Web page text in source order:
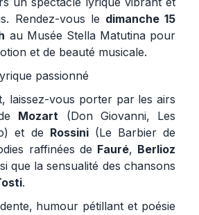
Rendez-vous le dimanche 15
au Musée Stella Matutina pour
et de beauté musicale.
passionné
laissez-vous porter par les airs
Mozart (Don Giovanni, Les
et de Rossini(Le Barbier de
raffinées de Fauré, Berlioz
que la sensualité des chansons
.
humour pétillant et poésie